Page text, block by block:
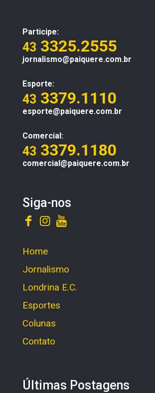
Participe:
43 3325.2555
jornalismo@paiquere.com.br
Esporte:
43 3379.1110
esporte@paiquere.com.br
Comercial:
43 3379.1180
comercial@paiquere.com.br
Siga-nos
Home
Jornalismo
Londrina E.C.
Esportes
Colunas
Contato
Últimas Postagens